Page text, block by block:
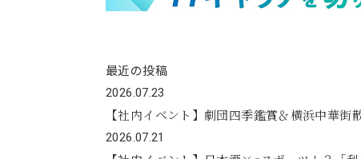
最近の投稿
2026.07.23
【社内イベント】劇団四季鑑賞＆横浜中華街
2026.07.21